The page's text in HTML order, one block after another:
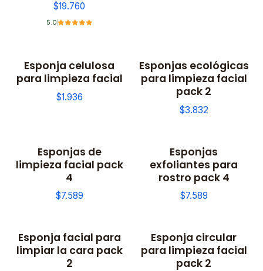
$19.760
5.0
Esponja celulosa
para limpieza facial
$1.936
Esponjas ecológicas
para limpieza facial
pack 2
$3.832
Esponjas de
limpieza facial pack
4
$7.589
Esponjas
exfoliantes para
rostro pack 4
$7.589
Esponja facial para
limpiar la cara pack
2
Esponja circular
para limpieza facial
pack 2